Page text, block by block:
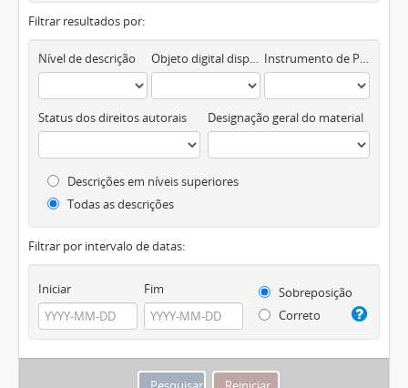
Filtrar resultados por:
Nível de descrição Objeto digital disponível Instrumento de Pesquisa
Status dos direitos autorais Designação geral do material
Descrições em níveis superiores
Todas as descrições
Filtrar por intervalo de datas:
Iniciar Fim
Sobreposição
Correto